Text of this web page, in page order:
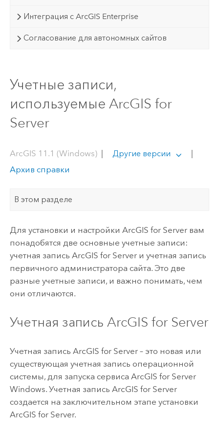
Интеграция с ArcGIS Enterprise
Согласование для автономных сайтов
Учетные записи,
используемые ArcGIS for
Server
ArcGIS 11.1 (Windows)| Другие версии
Архив справки
В этом разделе
Для установки и настройки ArcGIS for Server вам
понадобятся две основные учетные записи:
учетная запись ArcGIS for Server и учетная запись
первичного администратора сайта. Это две
разные учетные записи, и важно понимать, чем
они отличаются.
Учетная запись ArcGIS for Server
Учетная запись ArcGIS for Server – это новая или
существующая учетная запись операционной
системы, для запуска сервиса ArcGIS for Server
Windows. Учетная запись ArcGIS for Server
создается на заключительном этапе установки
ArcGIS for Server.